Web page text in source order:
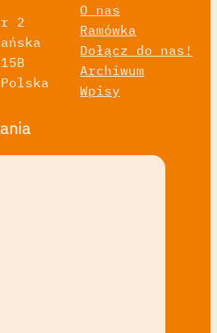
2
O nas
Ramówka
Dołącz do nas!
Archiwum
Wpisy